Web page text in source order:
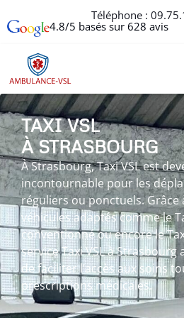
Téléphone :
4.8/5 basés sur 628 avis
TAXI VSL
À STRASBOURG
À Strasbourg, Taxi VSL est
incontournable pour les
réguliers ou ponctuels. Grâce
véhicules adaptés comme le
conventionné ou encore le
service Taxi VSL à Strasbourg
de faciliter l’accès aux soins
prescriptions médicales.